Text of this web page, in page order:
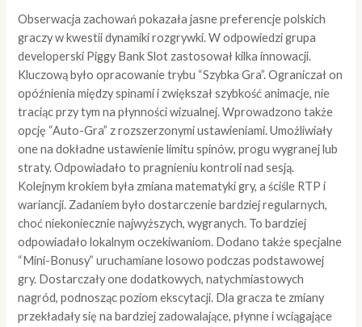
Obserwacja zachowań pokazała jasne preferencje polskich
graczy w kwestii dynamiki rozgrywki. W odpowiedzi grupa
developerski Piggy Bank Slot zastosował kilka innowacji.
Kluczową było opracowanie trybu “Szybka Gra”. Ograniczał on
opóźnienia między spinami i zwiększał szybkość animacje, nie
traciąc przy tym na płynności wizualnej. Wprowadzono także
opcję “Auto-Gra” z rozszerzonymi ustawieniami. Umożliwiały
one na dokładne ustawienie limitu spinów, progu wygranej lub
straty. Odpowiadało to pragnieniu kontroli nad sesją.
Kolejnym krokiem była zmiana matematyki gry, a ściśle RTP i
wariancji. Zadaniem było dostarczenie bardziej regularnych,
choć niekoniecznie najwyższych, wygranych. To bardziej
odpowiadało lokalnym oczekiwaniom. Dodano także specjalne
“Mini-Bonusy” uruchamiane losowo podczas podstawowej
gry. Dostarczały one dodatkowych, natychmiastowych
nagród, podnosząc poziom ekscytacji. Dla gracza te zmiany
przekładały się na bardziej zadowalające, płynne i wciągające